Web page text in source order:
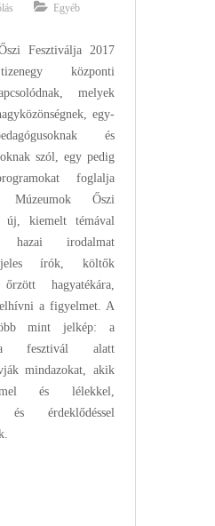
Egyéb
Fesztiválja 2017
központi
melyek
egy-
és
szól, egy pedig
foglalja
Múzeumok Őszi
új, kiemelt témával
irodalmat
jeles írók, költők
hagyatékára,
a figyelmet. A
mint jelkép: a
fesztivál alatt
mindazokat, akik
és lélekkel,
és érdeklődéssel